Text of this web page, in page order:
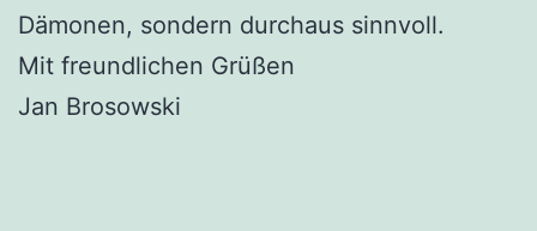
Dämonen, sondern durchaus sinnvoll.
Mit freundlichen Grüßen
Jan Brosowski